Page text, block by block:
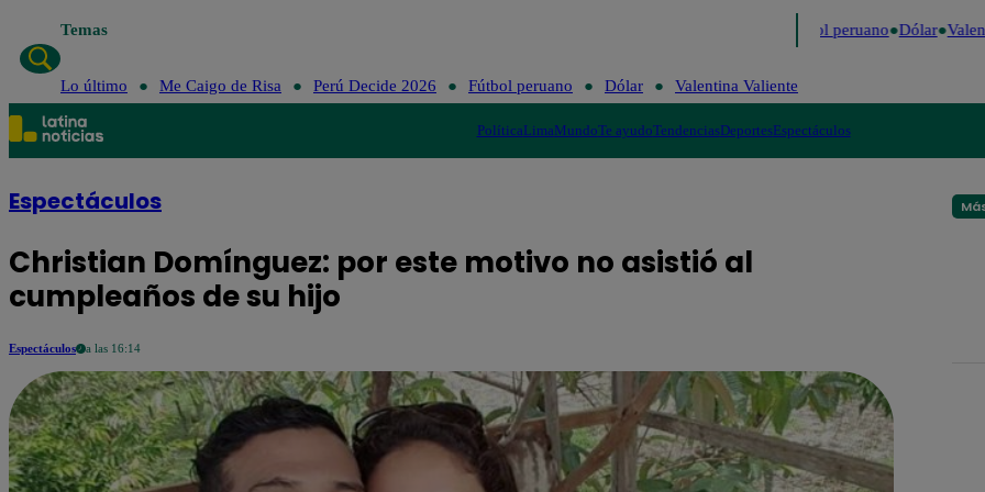
Temas Fútbol peruano Dólar
Lo último Me Caigo de Risa Perú Decide 2026 Fútbol peruano Dólar Valentina Valiente
PolíticaLimaMundoTe ayudoTendenciasDeportesEspectáculos
Espectáculos
Christian Domínguez: por este motivo no asistió al
cumpleaños de su hijo
Espectáculos a las 16:14